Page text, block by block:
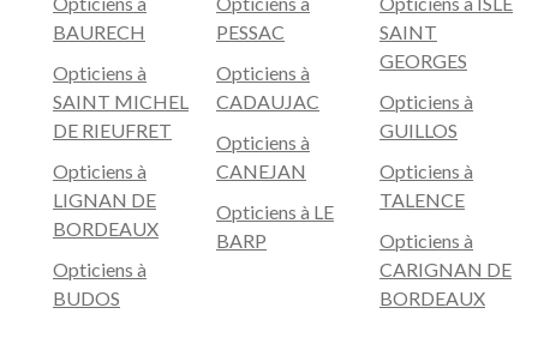
BAURECH
Opticiens à
SAINT MICHEL
DE RIEUFRET
Opticiens à
LIGNAN DE
BORDEAUX
Opticiens à
BUDOS
PESSAC
Opticiens à
CADAUJAC
Opticiens à
CANEJAN
Opticiens à LE
BARP
SAINT
GEORGES
Opticiens à
GUILLOS
Opticiens à
TALENCE
Opticiens à
CARIGNAN DE
BORDEAUX